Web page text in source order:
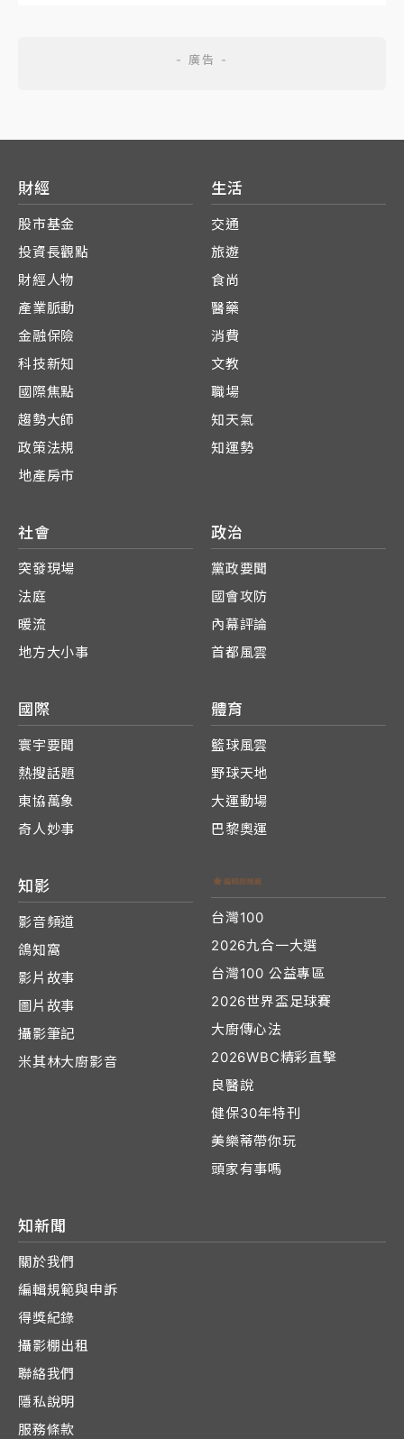
財經
股市基金
投資長觀點
財經人物
產業脈動
金融保險
科技新知
國際焦點
趨勢大師
政策法規
地產房市
生活
交通
旅遊
食尚
醫藥
消費
文教
職場
知天氣
知運勢
社會
突發現場
法庭
暖流
地方大小事
政治
黨政要聞
國會攻防
內幕評論
首都風雲
國際
寰宇要聞
熱搜話題
東協萬象
奇人妙事
體育
籃球風雲
野球天地
大運動場
巴黎奧運
知影
影音頻道
鴿知窩
影片故事
圖片故事
攝影筆記
米其林大廚影音
台灣100
2026九合一大選
台灣100 公益專區
2026世界盃足球賽
大廚傳心法
2026WBC精彩直擊
良醫說
健保30年特刊
美樂蒂帶你玩
頭家有事嗎
知新聞
關於我們
編輯規範與申訴
得獎紀錄
攝影棚出租
聯絡我們
隱私說明
服務條款